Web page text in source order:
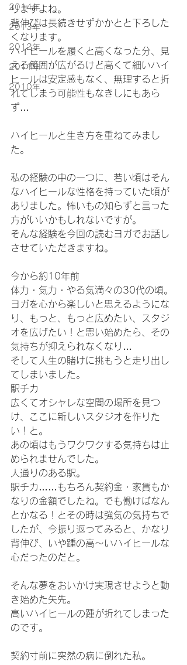
2014年
2013年
2012年
2011年
2010年
りますよね。
背伸びは長続きせずかかとと下ろした
くなります。
ハイヒールを履くと高くなった分、見
える範囲が広がるけど高くて細いハイ
ヒールは安定感もなく、無理すると折
れてしまう可能性もなきしにもあら
ず…
ハイヒールと生き方を重ねてみまし
た。
私の経験の中の一つに、若い頃はそん
なハイヒールな性格を持っていた頃が
ありました。怖いもの知らずと言った
方がいいかもしれないですが。
そんな経験を今回の読むヨガでお話し
させていただきますね。
今から約10年前
体力・気力・やる気満々の30代の頃。
ヨガを心から楽しいと思えるようにな
り、もっと、もっと広めたい、スタジ
オを広げたい！と思い始めたら、その
気持ちが抑えられなくなり…
そして人生の賭けに挑もうと走り出し
てしまいました。
駅チカ
広くてオシャレな空間の場所を見つ
け、ここに新しいスタジオを作りた
い！と。
あの頃はもうワクワクする気持ちは止
められませんでした。
人通りのある駅。
駅チカ……もちろん契約金・家賃もか
なりの金額でしたね。でも働けばなん
とかなる！とその時は強気の気持ちで
したが、今振り返ってみると、かなり
背伸び、いや踵の高～いハイヒールな
心だったのだと。
そんな夢をおいかけ実現させようと動
き始めた矢先。
高いハイヒールの踵が折れてしまった
のです。
契約寸前に突然の病に倒れた私。